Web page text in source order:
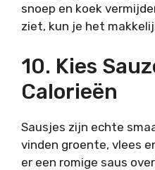
snoep en koek
ziet, kun je het
10. Kies
Calorieën
Sausjes zijn echte
vinden groente, vlees
er een romige saus